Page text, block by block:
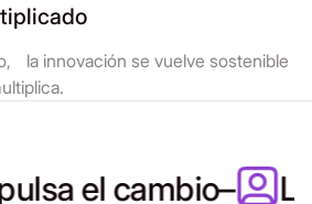
la innovación se vuelve sostenible
el cambio–